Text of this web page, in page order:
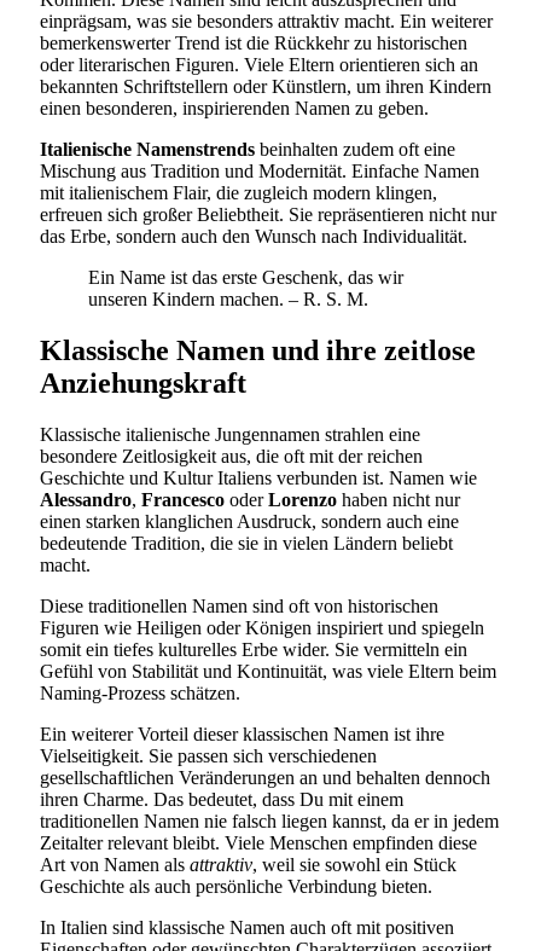
einprägsam, was sie besonders attraktiv macht. Ein weiterer
bemerkenswerter Trend ist die Rückkehr zu historischen
oder literarischen Figuren. Viele Eltern orientieren sich an
bekannten Schriftstellern oder Künstlern, um ihren Kindern
einen besonderen, inspirierenden Namen zu geben.
Italienische Namenstrends beinhalten zudem oft eine
Mischung aus Tradition und Modernität. Einfache Namen
mit italienischem Flair, die zugleich modern klingen,
erfreuen sich großer Beliebtheit. Sie repräsentieren nicht nur
das Erbe, sondern auch den Wunsch nach Individualität.
Ein Name ist das erste Geschenk, das wir
unseren Kindern machen. – R. S. M.
Klassische Namen und ihre zeitlose
Anziehungskraft
Klassische italienische Jungennamen strahlen eine
besondere Zeitlosigkeit aus, die oft mit der reichen
Geschichte und Kultur Italiens verbunden ist. Namen wie
Alessandro, Francesco oderLorenzo haben nicht nur
einen starken klanglichen Ausdruck, sondern auch eine
bedeutende Tradition, die sie in vielen Ländern beliebt
macht.
Diese traditionellen Namen sind oft von historischen
Figuren wie Heiligen oder Königen inspiriert und spiegeln
somit ein tiefes kulturelles Erbe wider. Sie vermitteln ein
Gefühl von Stabilität und Kontinuität, was viele Eltern beim
Naming-Prozess schätzen.
Ein weiterer Vorteil dieser klassischen Namen ist ihre
Vielseitigkeit. Sie passen sich verschiedenen
gesellschaftlichen Veränderungen an und behalten dennoch
ihren Charme. Das bedeutet, dass Du mit einem
traditionellen Namen nie falsch liegen kannst, da er in jedem
Zeitalter relevant bleibt. Viele Menschen empfinden diese
Art von Namen als attraktiv, weil sie sowohl ein Stück
Geschichte als auch persönliche Verbindung bieten.
In Italien sind klassische Namen auch oft mit positiven